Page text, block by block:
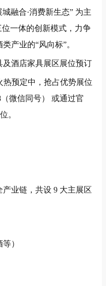
城融合·消费新生态” 为主
位一体的创新模式，力争
类产业的“风向标”。
预定中，抢占优势展位
（微信同号） 或通过官
。
产业链，共设 9 大主展区
）